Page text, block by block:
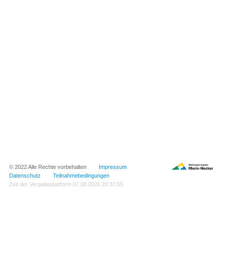
© 2022 Alle Rechte vorbehalten Impressum
Datenschutz
Teilnahmebedingungen
Zeit der Vergabeplattform 07.08.2026 20:37:55